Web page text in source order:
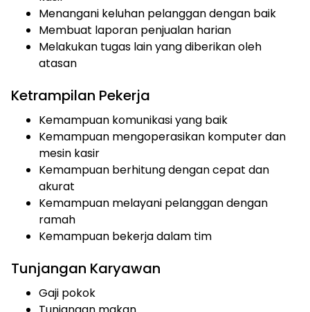
Menangani keluhan pelanggan dengan baik
Membuat laporan penjualan harian
Melakukan tugas lain yang diberikan oleh
atasan
Ketrampilan Pekerja
Kemampuan komunikasi yang baik
Kemampuan mengoperasikan komputer dan
mesin kasir
Kemampuan berhitung dengan cepat dan
akurat
Kemampuan melayani pelanggan dengan
ramah
Kemampuan bekerja dalam tim
Tunjangan Karyawan
Gaji pokok